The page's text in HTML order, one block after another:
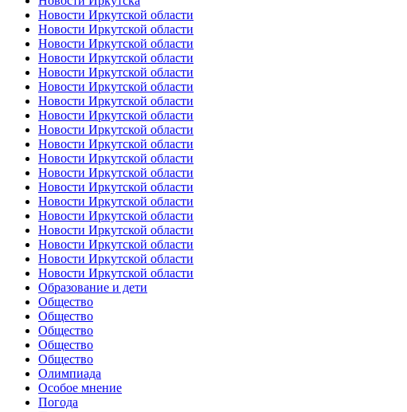
Новости Иркутской области
Новости Иркутской области
Новости Иркутской области
Новости Иркутской области
Новости Иркутской области
Новости Иркутской области
Новости Иркутской области
Новости Иркутской области
Новости Иркутской области
Новости Иркутской области
Новости Иркутской области
Новости Иркутской области
Новости Иркутской области
Новости Иркутской области
Новости Иркутской области
Новости Иркутской области
Новости Иркутской области
Новости Иркутской области
Новости Иркутской области
Образование и дети
Общество
Общество
Общество
Общество
Общество
Олимпиада
Особое мнение
Погода